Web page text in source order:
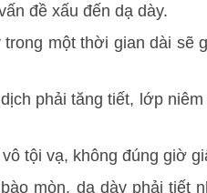
đề xấu đến dạ dày.
một thời gian dài sẽ
phải tăng tiết, lớp
tội vạ, không đúng giờ
mòn, dạ dày phải tiết